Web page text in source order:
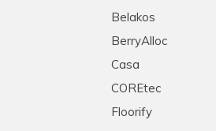
Belakos
BerryAlloc
Casa
COREtec
Floorify